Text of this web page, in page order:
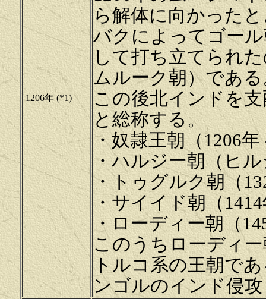
1206年 (*1)
ら解体に向かった
バクによってゴー
して打ち立てられ
ムルーク朝）であ
この後北インドを
と総称する。
・奴隷王朝（1206年
・ハルジー朝（ヒル
・トゥグルク朝（
・サイイド朝（
・ローディー朝（
このうちローディ
トルコ系の王朝で
ンゴルのインド侵